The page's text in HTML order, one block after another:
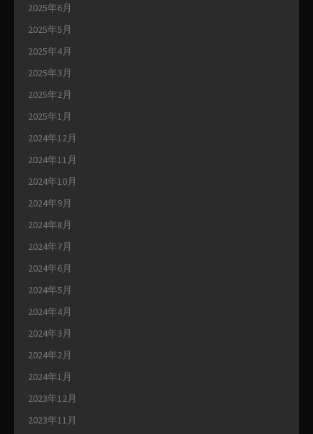
2025年6月
2025年5月
2025年4月
2025年3月
2025年2月
2025年1月
2024年12月
2024年11月
2024年10月
2024年9月
2024年8月
2024年7月
2024年6月
2024年5月
2024年4月
2024年3月
2024年2月
2024年1月
2023年12月
2023年11月